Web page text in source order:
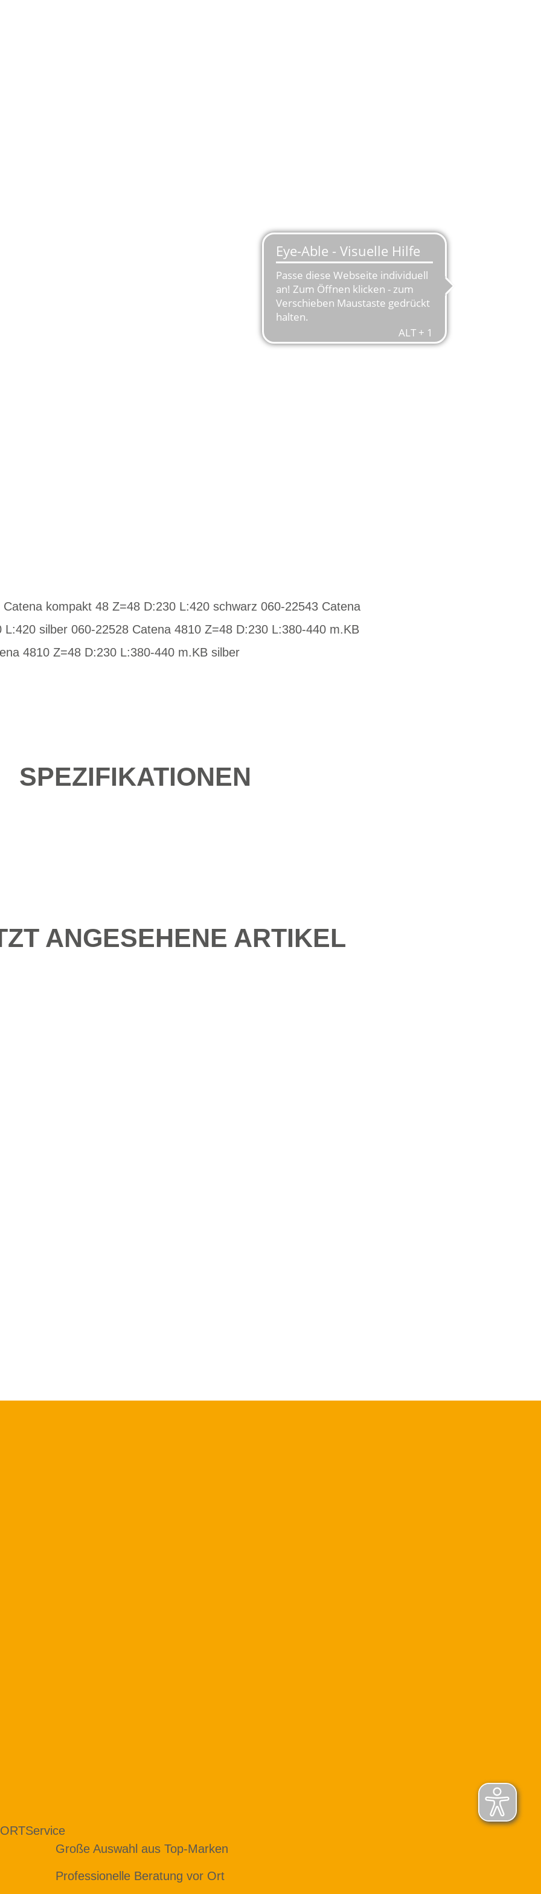
kompakt 48 Z=48 D:230 L:420 schwarz 060-22543 Catena
silber 060-22528 Catena 4810 Z=48 D:230 L:380-440 m.KB
4810 Z=48 D:230 L:380-440 m.KB silber
SPEZIFIKATIONEN
ANGESEHENE ARTIKEL
Service
Große Auswahl aus Top-Marken
Professionelle Beratung vor Ort